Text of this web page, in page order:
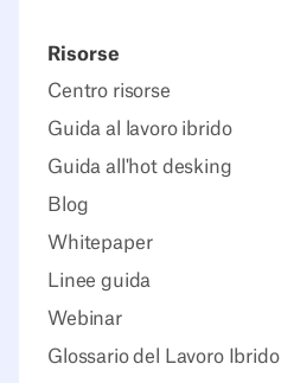
Risorse
Centro risorse
Guida al lavoro ibrido
Guida all'hot desking
Blog
Whitepaper
Linee guida
Webinar
Glossario del Lavoro Ibrido